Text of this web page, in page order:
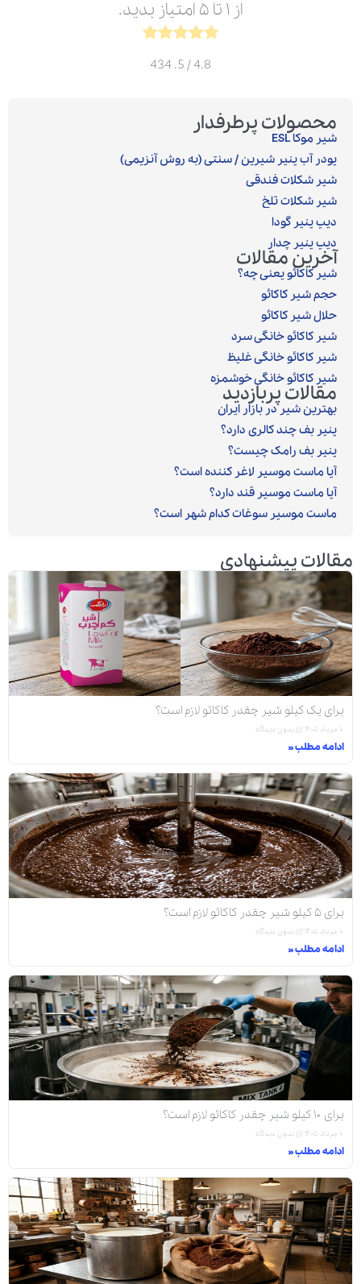
از ۱ تا ۵ امتیاز بدید.
4.8
/ 5.
434
محصولات پرطرفدار
شیر موکا ESL
پودر آب پنیر شیرین / سنتی (به روش آنزیمی)‎
شیر شکلات فندقی
شیر شکلات تلخ
دیپ پنیر گودا
دیپ پنیر چدار
آخرین مقالات
شیر کاکائو یعنی چه؟
حجم شیر کاکائو
حلال شیر کاکائو
شیر کاکائو خانگی سرد
شیر کاکائو خانگی غلیظ
شیر کاکائو خانگی خوشمزه
مقالات پربازدید
بهترین شیر در بازار ایران
پنیر بف چند کالری دارد؟
پنیر بف رامک چیست؟
آیا ماست موسیر لاغر کننده است؟
آیا ماست موسیر قند دارد؟
ماست موسیر سوغات کدام شهر است؟
مقالات پیشنهادی
برای یک کیلو شیر چقدر کاکائو لازم است؟
۱۰ مرداد ۱۴۰۵ بدون دیدگاه
ادامه مطلب »
برای ۵ کیلو شیر چقدر کاکائو لازم است؟
۱۰ مرداد ۱۴۰۵ بدون دیدگاه
ادامه مطلب »
برای ۱۰ کیلو شیر چقدر کاکائو لازم است؟
۱۰ مرداد ۱۴۰۵ بدون دیدگاه
ادامه مطلب »